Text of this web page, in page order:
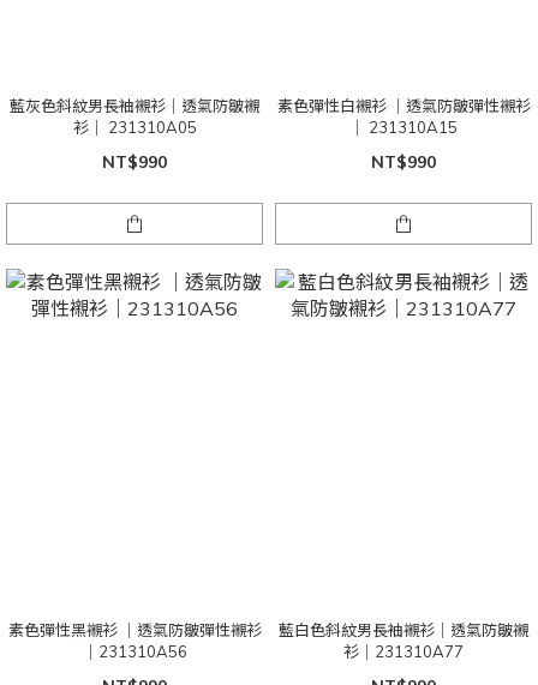
藍灰色斜紋男長袖襯衫｜透氣防皺襯
衫｜ 231310A05
NT$990
素色彈性白襯衫 ｜透氣防皺彈性襯衫
｜ 231310A15
NT$990
素色彈性黑襯衫 ｜透氣防皺彈性襯衫
｜231310A56
藍白色斜紋男長袖襯衫｜透氣防皺襯
衫｜231310A77